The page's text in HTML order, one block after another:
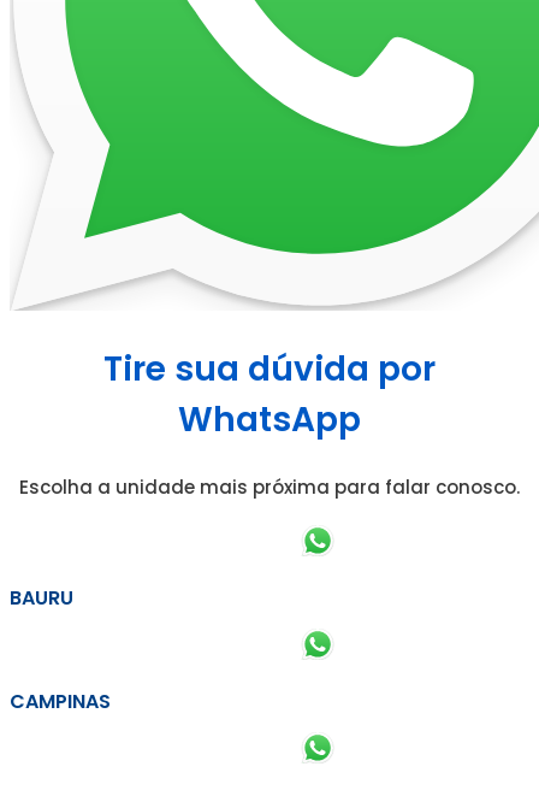
Tire sua dúvida por
WhatsApp
Escolha a unidade mais próxima para falar conosco.
BAURU
CAMPINAS